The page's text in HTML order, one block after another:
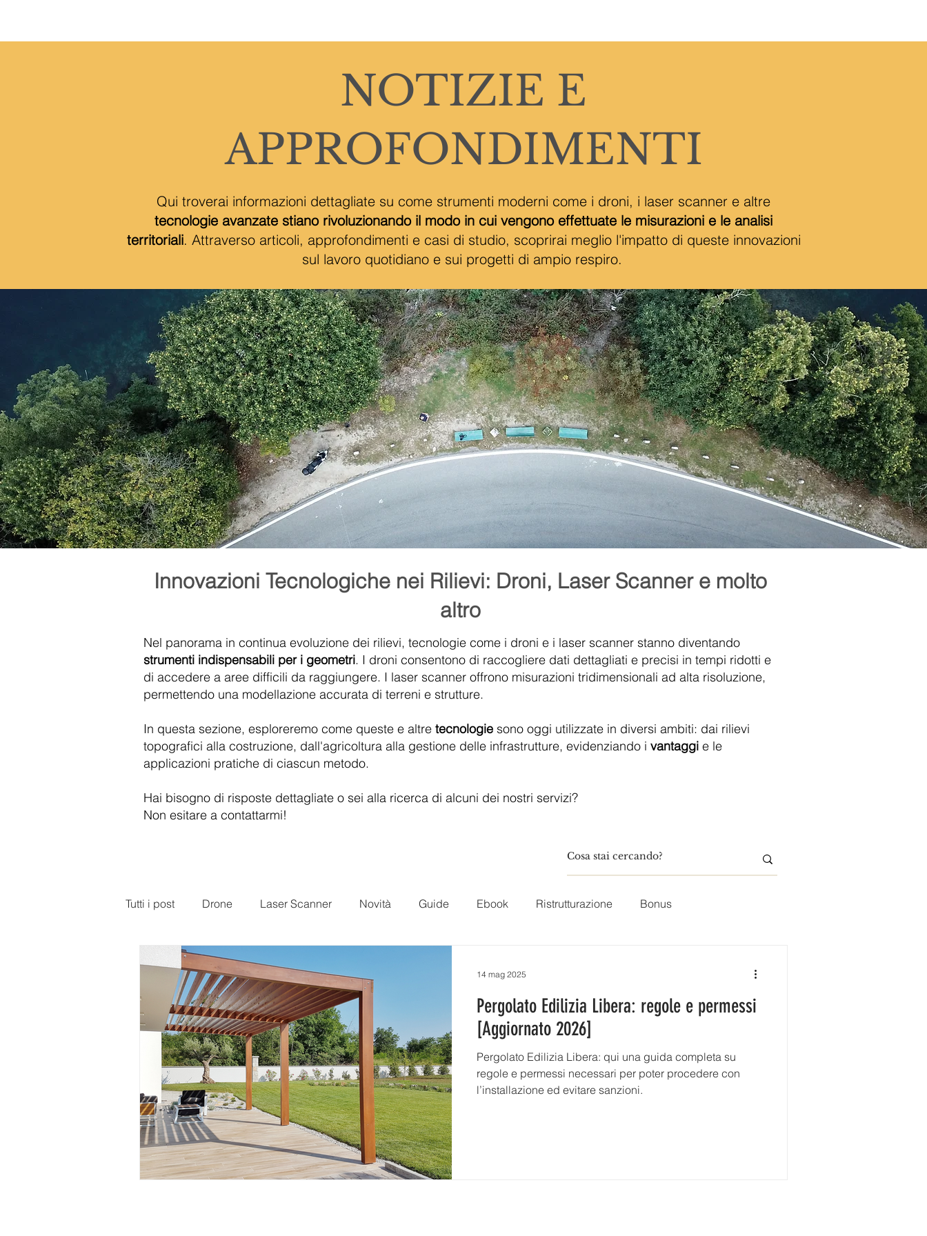
NOTIZIE E
APPROFONDIMENTI
Qui troverai informazioni dettagliate su come strumenti moderni come i droni, i laser scanner e altre
tecnologie avanzate stiano rivoluzionando il modo in cui vengono effettuate le misurazioni e le analisi
territoriali. Attraverso articoli, approfondimenti e casi di studio, scoprirai meglio l'impatto di queste innovazioni
sul lavoro quotidiano e sui progetti di ampio respiro.
Innovazioni Tecnologiche nei Rilievi: Droni, Laser Scanner e molto
altro
Nel panorama in continua evoluzione dei rilievi, tecnologie come i droni e i laser scanner stanno diventando
strumenti indispensabili per i geometri. I droni consentono di raccogliere dati dettagliati e precisi in tempi ridotti e
di accedere a aree difficili da raggiungere. I laser scanner offrono misurazioni tridimensionali ad alta risoluzione,
permettendo una modellazione accurata di terreni e strutture.
In questa sezione, esploreremo come queste e altre tecnologie sono oggi utilizzate in diversi ambiti: dai rilievi
topografici alla costruzione, dall'agricoltura alla gestione delle infrastrutture, evidenziando i vantaggi e le
applicazioni pratiche di ciascun metodo.
Hai bisogno di risposte dettagliate o sei alla ricerca di alcuni dei nostri servizi?
Non esitare a contattarmi!
Tutti i post Drone Laser Scanner Novità Guide Ebook Ristrutturazione Bonus
Pergolato Edilizia Libera: regole e permessi
[Aggiornato 2026]
Pergolato Edilizia Libera: qui una guida completa su
regole e permessi necessari per poter procedere con
l’installazione ed evitare sanzioni.
14 mag 2025